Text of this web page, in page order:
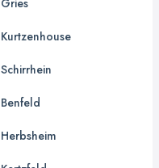
Kurtzenhouse
Schirrhein
Benfeld
Herbsheim